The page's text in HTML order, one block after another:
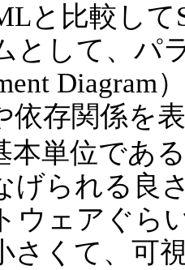
と比較して
として、パ
依存関係を
本単位であ
げられる良
ウェアぐら
さくて、可